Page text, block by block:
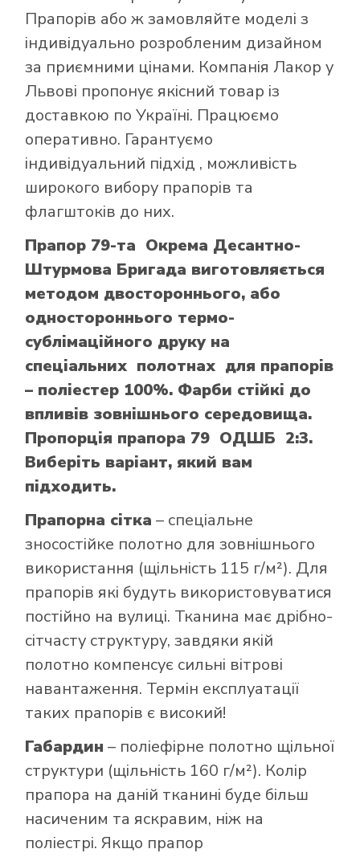
Прапорів або ж замовляйте моделі з
індивідуально розробленим дизайном
за приємними цінами. Компанія Лакор у
Львові пропонує якісний товар із
доставкою по Україні. Працюємо
оперативно. Гарантуємо
індивідуальний підхід , можливість
широкого вибору прапорів та
флагштоків до них.
Прапор 79-та Окрема Десантно-
Штурмова Бригада виготовляється
методом двостороннього, або
одностороннього термо-
сублімаційного друку на
спеціальних полотнах для прапорів
– поліестер 100%. Фарби стійкі до
впливів зовнішнього середовища.
Пропорція прапора 79 ОДШБ 2:3.
Виберіть варіант, який вам
підходить.
Прапорна сітка – спеціальне
зносостійке полотно для зовнішнього
використання (щільність 115 г/м²). Для
прапорів які будуть використовуватися
постійно на вулиці. Тканина має дрібно-
сітчасту структуру, завдяки якій
полотно компенсує сильні вітрові
навантаження. Термін експлуатації
таких прапорів є високий!
Габардин – поліефірне полотно щільної
структури (щільність 160 г/м²). Колір
прапора на даній тканині буде більш
насиченим та яскравим, ніж на
поліестрі. Якщо прапор